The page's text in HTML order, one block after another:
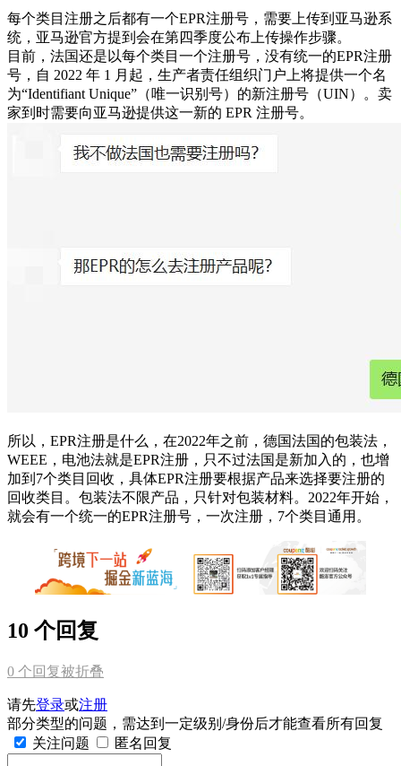
每个类目注册之后都有一个EPR注册号，需要上传到亚马逊系
统，亚马逊官方提到会在第四季度公布上传操作步骤。
目前，法国还是以每个类目一个注册号，没有统一的EPR注册
号，自 2022 年 1 月起，生产者责任组织门户上将提供一个名
为“Identifiant Unique”（唯一识别号）的新注册号（UIN）。卖
家到时需要向亚马逊提供这一新的 EPR 注册号。
所以，EPR注册是什么，在2022年之前，德国法国的包装法，
WEEE，电池法就是EPR注册，只不过法国是新加入的，也增
加到7个类目回收，具体EPR注册要根据产品来选择要注册的
回收类目。包装法不限产品，只针对包装材料。2022年开始，
就会有一个统一的EPR注册号，一次注册，7个类目通用。
10 个回复
0 个回复被折叠
请先登录或注册
部分类型的问题，需达到一定级别/身份后才能查看所有回复
关注问题
匿名回复